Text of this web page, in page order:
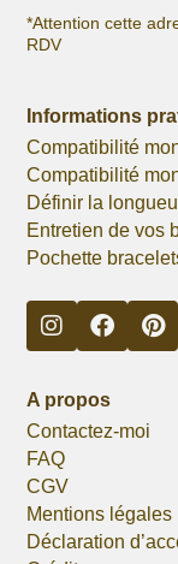
*Attention cette
RDV
Informations
Compatibilité
Compatibilité
Définir la
Entretien de vos
Pochette
A propos
Contactez-moi
FAQ
CGV
Mentions légales
Déclaration